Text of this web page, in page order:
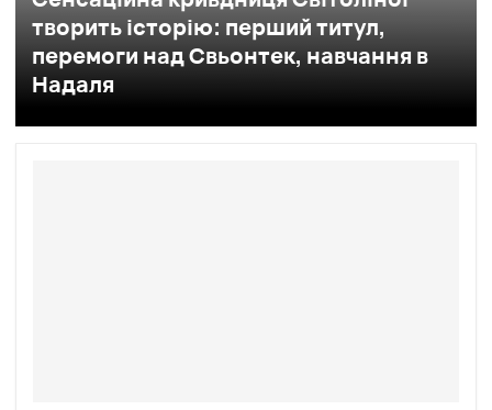
творить історію: перший титул,
перемоги над Свьонтек, навчання в
Надаля